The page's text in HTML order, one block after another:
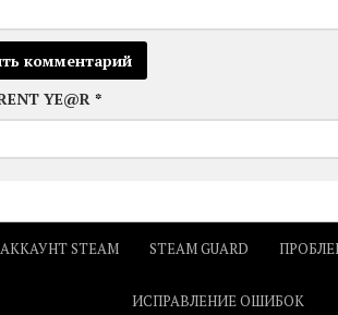
YE@R *
АККАУНТ STEAM STEAM GUARD
ИСПРАВЛЕНИЕ ОШИБОК